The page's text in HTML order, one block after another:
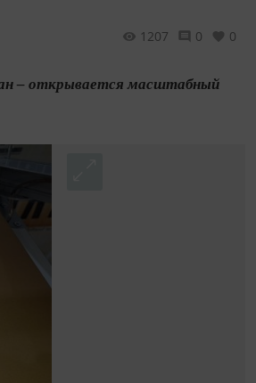
1207 0 0
– открывается масштабный